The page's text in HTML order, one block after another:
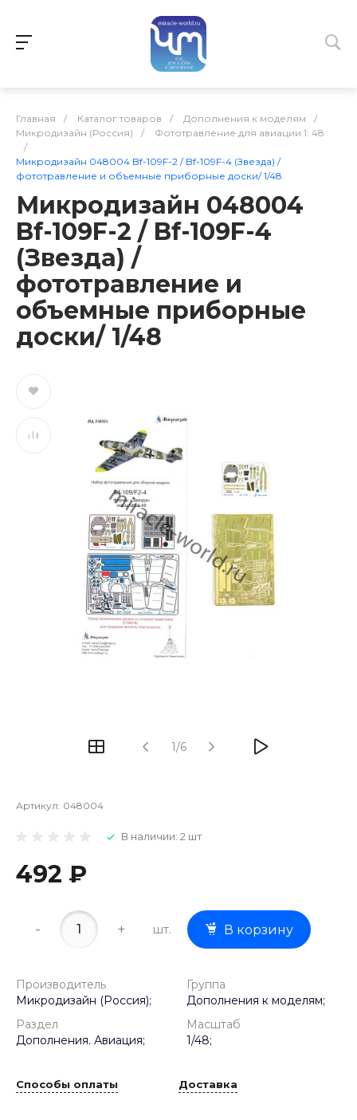
Главная / Каталог товаров / Дополнения к моделям
/
Микродизайн (Россия)
/
Фототравление для авиации 1: 48
/
Микродизайн 048004 Bf-109F-2 / Bf-109F-4 (Звезда) /
фототравление и объемные приборные доски/ 1/48
Микродизайн 048004
Bf-109F-2 / Bf-109F-4
(Звезда) /
фототравление и
объемные приборные
доски/ 1/48
1/6
Артикул: 048004
В наличии: 2 шт
492 ₽
- + шт. В корзину
Производитель
Микродизайн (Россия);
Группа
Дополнения к моделям;
Раздел
Дополнения. Авиация;
Масштаб
1/48;
Способы оплаты Доставка